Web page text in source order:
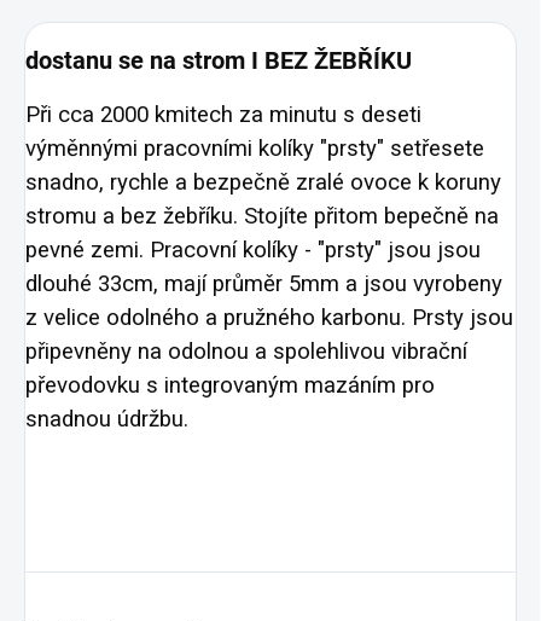
dostanu se na strom I BEZ ŽEBŘÍKU
Při cca 2000 kmitech za minutu s deseti
výměnnými pracovními kolíky "prsty" setřesete
snadno, rychle a bezpečně zralé ovoce k koruny
stromu a bez žebříku. Stojíte přitom bepečně na
pevné zemi. Pracovní kolíky - "prsty" jsou jsou
dlouhé 33cm, mají průměr 5mm a jsou vyrobeny
z velice odolného a pružného karbonu. Prsty jsou
připevněny na odolnou a spolehlivou vibrační
převodovku s integrovaným mazáním pro
snadnou údržbu.